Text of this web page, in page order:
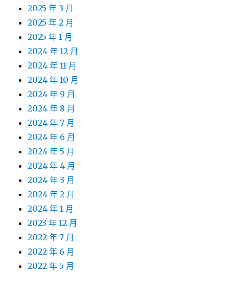
2025 年 3 月
2025 年 2 月
2025 年 1 月
2024 年 12 月
2024 年 11 月
2024 年 10 月
2024 年 9 月
2024 年 8 月
2024 年 7 月
2024 年 6 月
2024 年 5 月
2024 年 4 月
2024 年 3 月
2024 年 2 月
2024 年 1 月
2023 年 12 月
2022 年 7 月
2022 年 6 月
2022 年 5 月